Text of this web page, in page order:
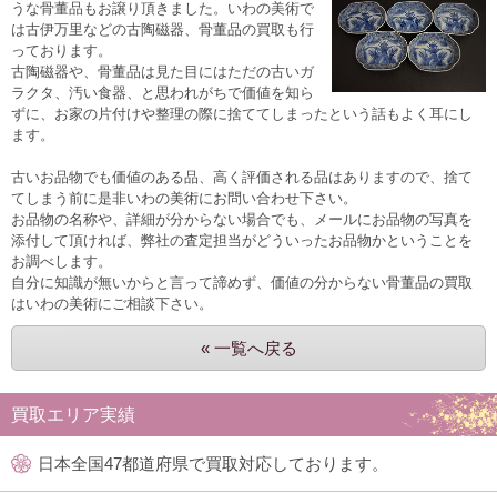
うな骨董品もお譲り頂きました。いわの美術で
は古伊万里などの古陶磁器、骨董品の買取も行
っております。
古陶磁器や、骨董品は見た目にはただの古いガ
ラクタ、汚い食器、と思われがちで価値を知ら
ずに、お家の片付けや整理の際に捨ててしまったという話もよく耳にし
ます。
古いお品物でも価値のある品、高く評価される品はありますので、捨て
てしまう前に是非いわの美術にお問い合わせ下さい。
お品物の名称や、詳細が分からない場合でも、メールにお品物の写真を
添付して頂ければ、弊社の査定担当がどういったお品物かということを
お調べします。
自分に知識が無いからと言って諦めず、価値の分からない骨董品の買取
はいわの美術にご相談下さい。
« 一覧へ戻る
買取エリア実績
日本全国47都道府県で買取対応しております。